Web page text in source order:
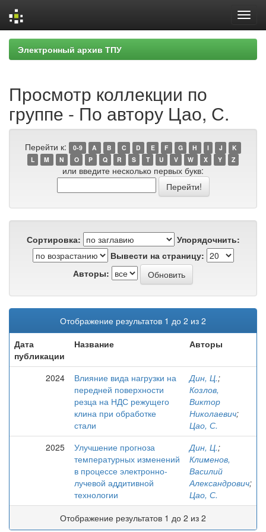
Skip
navigation
Электронный архив ТПУ
Просмотр коллекции по
группе - По автору Цао, С.
Перейти к: 0-9 A B C D E F G H I J
K
L
M N O P Q R S T U V W X Y Z
или введите несколько первых букв:
Сортировка:
Упорядочнить:
Вывести на страницу:
Авторы:
Отображение результатов 1 до 2 из 2
Дата
публикации
Название Авторы
2024
Влияние вида нагрузки на
передней поверхности
резца на НДС режущего
клина при обработке
стали
Дин, Ц.;
Козлов,
Виктор
Николаевич;
Цао, С.
2025
Улучшение прогноза
температурных изменений
в процессе электронно-
лучевой аддитивной
технологии
Дин, Ц.;
Клименов,
Василий
Александрович;
Цао, С.
Отображение результатов 1 до 2 из 2